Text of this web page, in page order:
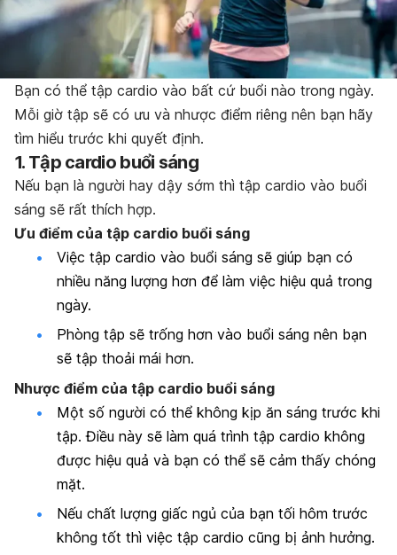
Bạn có thể tập cardio vào bất cứ buổi nào trong ngày.
Mỗi giờ tập sẽ có ưu và nhược điểm riêng nên bạn hãy
tìm hiểu trước khi quyết định.
1. Tập cardio buổi sáng
Nếu bạn là người hay dậy sớm thì tập cardio vào buổi
sáng sẽ rất thích hợp.
Ưu điểm của tập cardio buổi sáng
Việc tập cardio vào buổi sáng sẽ giúp bạn có
nhiều năng lượng hơn để làm việc hiệu quả trong
ngày.
Phòng tập sẽ trống hơn vào buổi sáng nên bạn
sẽ tập thoải mái hơn.
Nhược điểm của tập cardio buổi sáng
Một số người có thể không kịp ăn sáng trước khi
tập. Điều này sẽ làm quá trình tập cardio không
được hiệu quả và bạn có thể sẽ cảm thấy chóng
mặt.
Nếu chất lượng giấc ngủ của bạn tối hôm trước
không tốt thì việc tập cardio cũng bị ảnh hưởng.